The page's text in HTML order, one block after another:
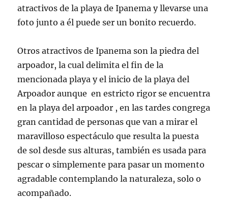
atractivos de la playa de Ipanema y llevarse una
foto junto a él puede ser un bonito recuerdo.
Otros atractivos de Ipanema son la piedra del
arpoador, la cual delimita el fin de la
mencionada playa y el inicio de la playa del
Arpoador aunque en estricto rigor se encuentra
en la playa del arpoador , en las tardes congrega
gran cantidad de personas que van a mirar el
maravilloso espectáculo que resulta la puesta
de sol desde sus alturas, también es usada para
pescar o simplemente para pasar un momento
agradable contemplando la naturaleza, solo o
acompañado.